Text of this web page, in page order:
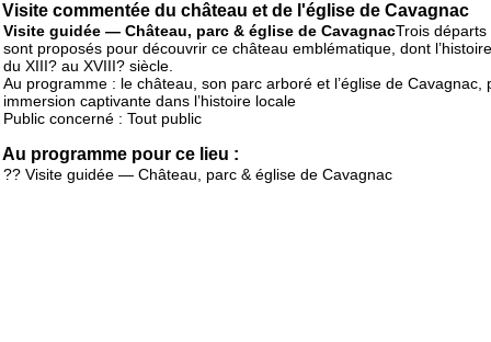
Visite commentée du château et de l'église de Cavagnac
Visite guidée — Château, parc & église de CavagnacTrois départs
sont proposés pour découvrir ce château emblématique, dont
du XIII? au XVIII? siècle.
Au programme : le château, son parc arboré et l’église de Cavagnac,
immersion captivante dans l’histoire locale
Public concerné : Tout public
Au programme pour ce lieu :
?? Visite guidée — Château, parc & église de Cavagnac